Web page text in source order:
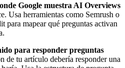
Google muestra AI Overviews
Usa herramientas como Semrush o
para mapear qué preguntas activan
para responder preguntas
de tu artículo debería responder una